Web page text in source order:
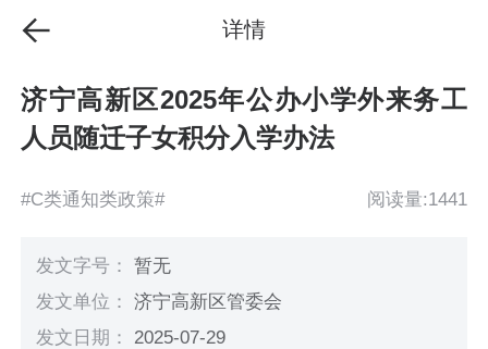
详情
济宁高新区2025年公办小学外来务工
人员随迁子女积分入学办法
#C类通知类政策# 阅读量:1441
发文字号：暂无
发文单位：济宁高新区管委会
发文日期： 2025-07-29